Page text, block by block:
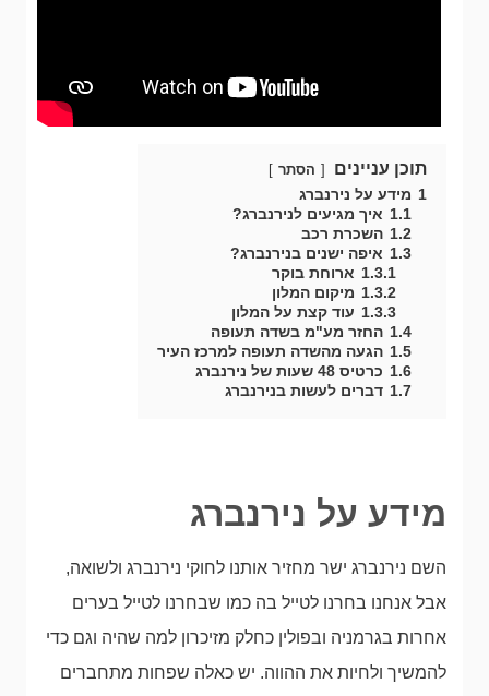
תוכן עניינים הסתר
1 מידע על נירנברג
1.1 איך מגיעים לנירנברג?
1.2 השכרת רכב
1.3 איפה ישנים בנירנברג?
1.3.1 ארוחת בוקר
1.3.2 מיקום המלון
1.3.3 עוד קצת על המלון
1.4 החזר מע"מ בשדה תעופה
1.5 הגעה מהשדה תעופה למרכז העיר
1.6 כרטיס 48 שעות של נירנברג
1.7 דברים לעשות בנירנברג
מידע על נירנברג
השם נירנברג ישר מחזיר אותנו לחוקי נירנברג ולשואה,
אבל אנחנו בחרנו לטייל בה כמו שבחרנו לטייל בערים
אחרות בגרמניה ובפולין כחלק מזיכרון למה שהיה וגם כדי
להמשיך ולחיות את ההווה. יש כאלה שפחות מתחברים